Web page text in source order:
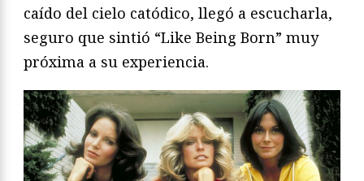
caído del cielo catódico, llegó a escucharla,
seguro que sintió “Like Being Born” muy
próxima a su experiencia.